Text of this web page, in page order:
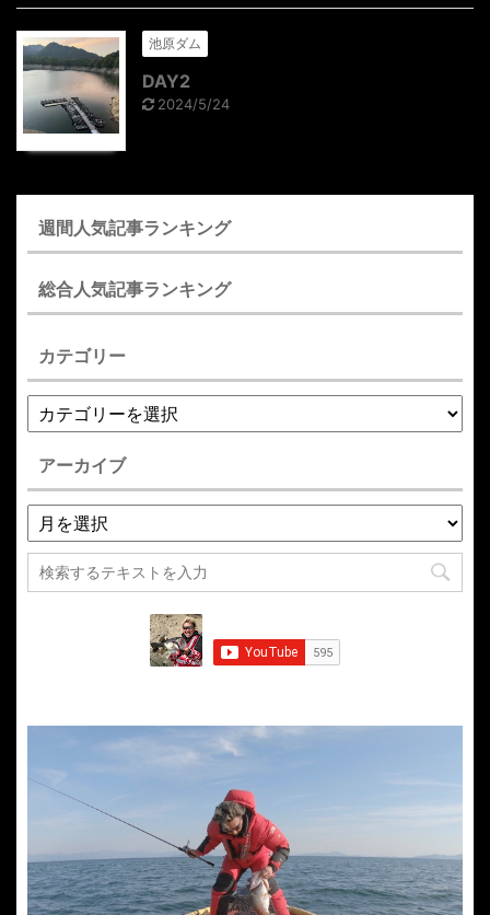
池原ダム
DAY2
2024/5/24
週間人気記事ランキング
総合人気記事ランキング
カテゴリー
アーカイブ